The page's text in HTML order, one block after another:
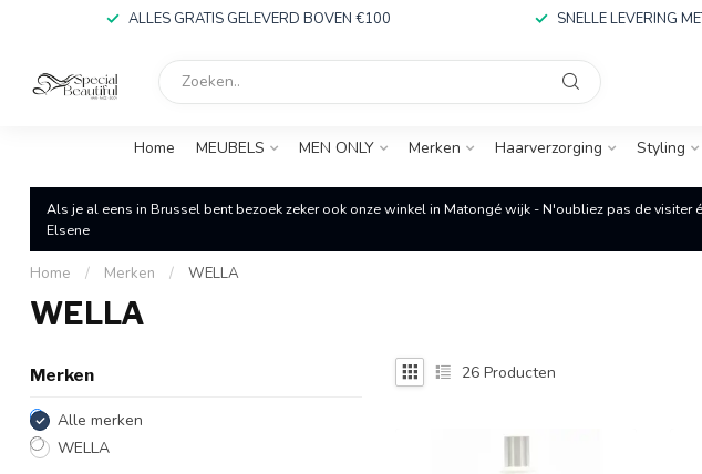
ALLES GRATIS GELEVERD BOVEN €100 SNELLE LEVERING
Home MEUBELS MEN ONLY Merken Haarverzorging Styling
Als je al eens in Brussel bent bezoek zeker ook onze winkel in Matongé wijk - N'oubliez pas de
Elsene
Home / Merken / WELLA
WELLA
Merken
Alle merken
WELLA
26 Producten